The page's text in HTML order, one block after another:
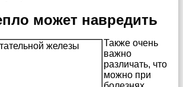
может навредить
Также очень
важно
различать, что
можно при